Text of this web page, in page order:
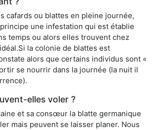
cafards ou blattes en pleine journée,
une infestation qui est établie
temps ou alors elles trouvent chez
la colonie de blattes est
alors que certains individus sont «
se nourrir dans la journée (la nuit il
elles voler ?
et sa consœur la blatte germanique
mais peuvent se laisser planer. Nous